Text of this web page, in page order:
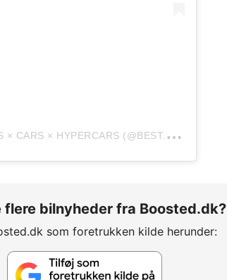
E
T OPSLAG DELT AF LUXURYCARS × CARS × HYPERCARS (@BEST.CARS360)
flere bilnyheder fra Boosted.dk?
som foretrukken kilde herunder: